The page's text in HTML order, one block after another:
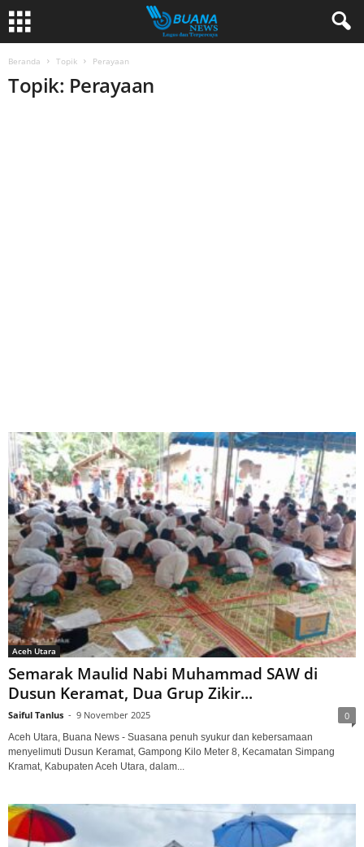
Beranda Topik Perayaan
Topik: Perayaan
Aceh Utara
Semarak Maulid Nabi Muhammad SAW di
Dusun Keramat, Dua Grup Zikir...
Saiful Tanlus - 9 November 2025 0
Aceh Utara, Buana News - Suasana penuh syukur dan kebersamaan
menyelimuti Dusun Keramat, Gampong Kilo Meter 8, Kecamatan Simpang
Kramat, Kabupaten Aceh Utara, dalam...